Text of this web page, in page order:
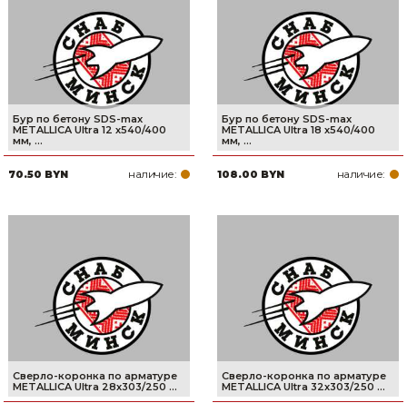
Бур по бетону SDS-max
METALLICA Ultra 12 х540/400
мм, ...
70.50 BYN наличие:
Бур по бетону SDS-max
METALLICA Ultra 18 х540/400
мм, ...
108.00 BYN наличие:
Сверло-коронка по арматуре
METALLICA Ultra 28х303/250 ...
Сверло-коронка по арматуре
METALLICA Ultra 32х303/250 ...